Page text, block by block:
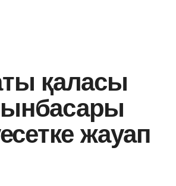
қаласы
жауап